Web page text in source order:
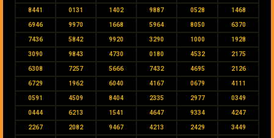
8441 0131 1402 9887 0528 1468
6946 9970 1668 5964 8050 6370
7436 5842 9920 3290 1000 1928
3090 9843 4730 0180 4532 2175
6308 7257 5666 7432 4695 2126
6729 1962 6040 4167 0679 4111
0591 4509 8404 2335 2977 0349
0444 6213 1541 4647 9334 4247
2267 2082 9467 4213 2429 3449